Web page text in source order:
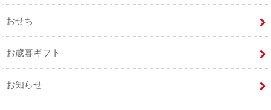
おせち
お歳暮ギフト
お知らせ